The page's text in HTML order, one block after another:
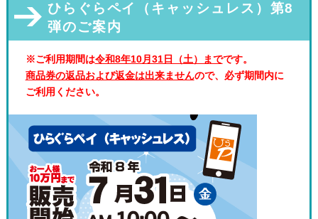
ひらぐらペイ（キャッシュレス）第8
弾のご案内
※ご利用期間は令和8年10月31日（土）までです。
商品券の返品および返金は出来ませんので、必ず期間内に
ご利用ください。